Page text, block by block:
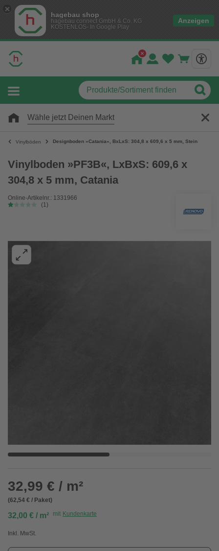
hagebau shop
hagebau connect GmbH & Co. KG
KOSTENLOS- In Google Play
Anzeigen
Wähle jetzt Deinen Markt
Vinylböden Designboden »Catania«, BxLxS: 304,8 x 609,6 x 5 mm, Stein
Vinylboden »PF3B«, LxBxS: 609,6 x
304,8 x 5 mm, Catania
Online-Artikelnr.: 1331966
(1)
32,99 € / m²
(62,54 € / Paket)
32,00 € / m² mit Kundenkarte
Inkl. MwSt.